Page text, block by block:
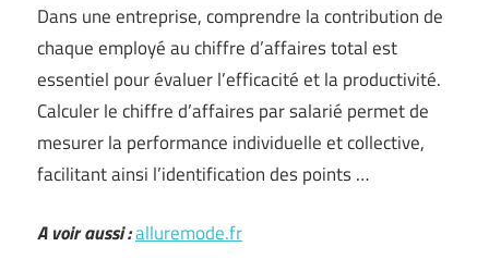
Dans une entreprise, comprendre la contribution de
chaque employé au chiffre d’affaires total est
essentiel pour évaluer l’efficacité et la productivité.
Calculer le chiffre d’affaires par salarié permet de
mesurer la performance individuelle et collective,
facilitant ainsi l’identification des points …
A voir aussi :alluremode.fr